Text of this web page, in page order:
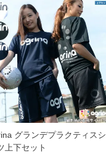
グランデプラクティスシ
上下セット